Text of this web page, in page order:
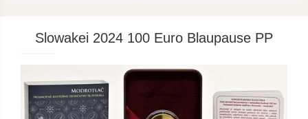
Slowakei 2024 100 Euro Blaupause PP